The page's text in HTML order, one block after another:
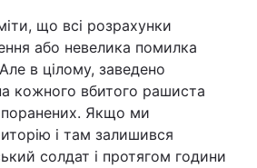
що всі розрахунки
або невелика помилка
в цілому, заведено
кожного вбитого рашиста
Якщо ми
і там залишився
солдат і протягом години